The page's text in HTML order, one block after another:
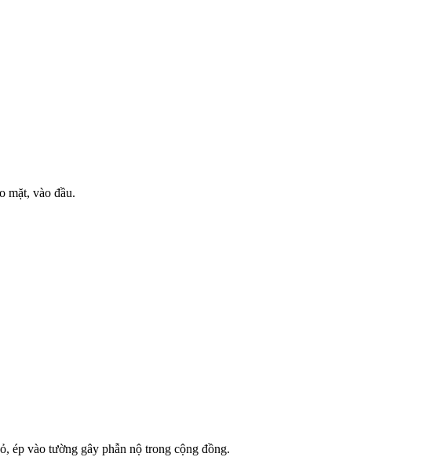
mặt, vào đầu.
ép vào tường gây phẫn nộ trong cộng đồng.